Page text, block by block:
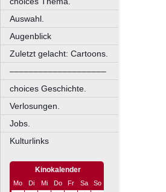
Auswahl.
Augenblick
Zuletzt gelacht: Cartoons.
––––––––––––––––––––
choices Geschichte.
Verlosungen.
Jobs.
Kulturlinks
Kinokalender
Mo Di Mi Do Fr Sa
So